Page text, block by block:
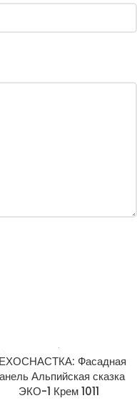
Фасадная
Альпийская сказка
ЭКО-1 Крем 1011